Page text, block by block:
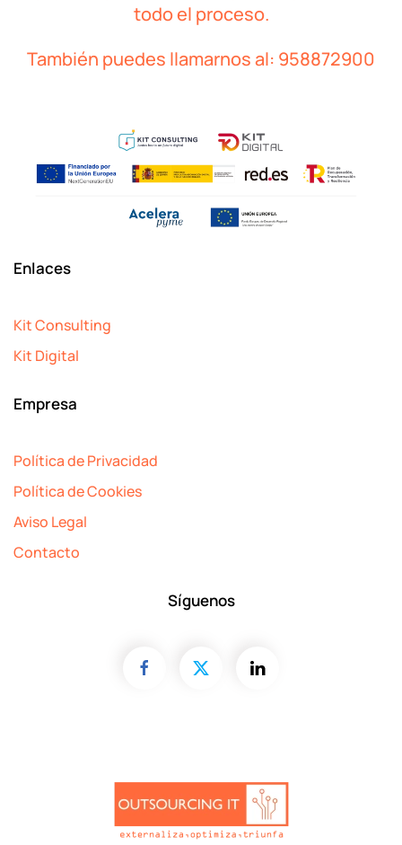
todo el proceso.
También puedes llamarnos al: 958872900
Enlaces
Kit Consulting
Kit Digital
Empresa
Política de Privacidad
Política de Cookies
Aviso Legal
Contacto
Síguenos